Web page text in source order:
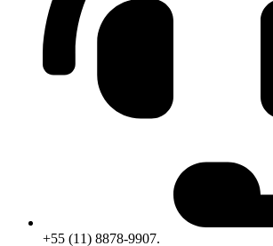
+55 (11) 8878-9907.